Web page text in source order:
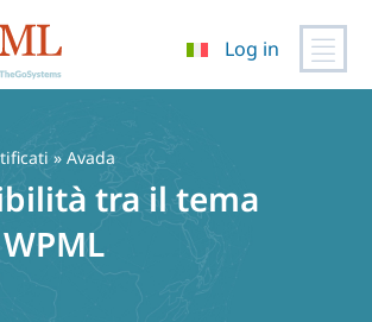
Log in
» Avada
tra il tema